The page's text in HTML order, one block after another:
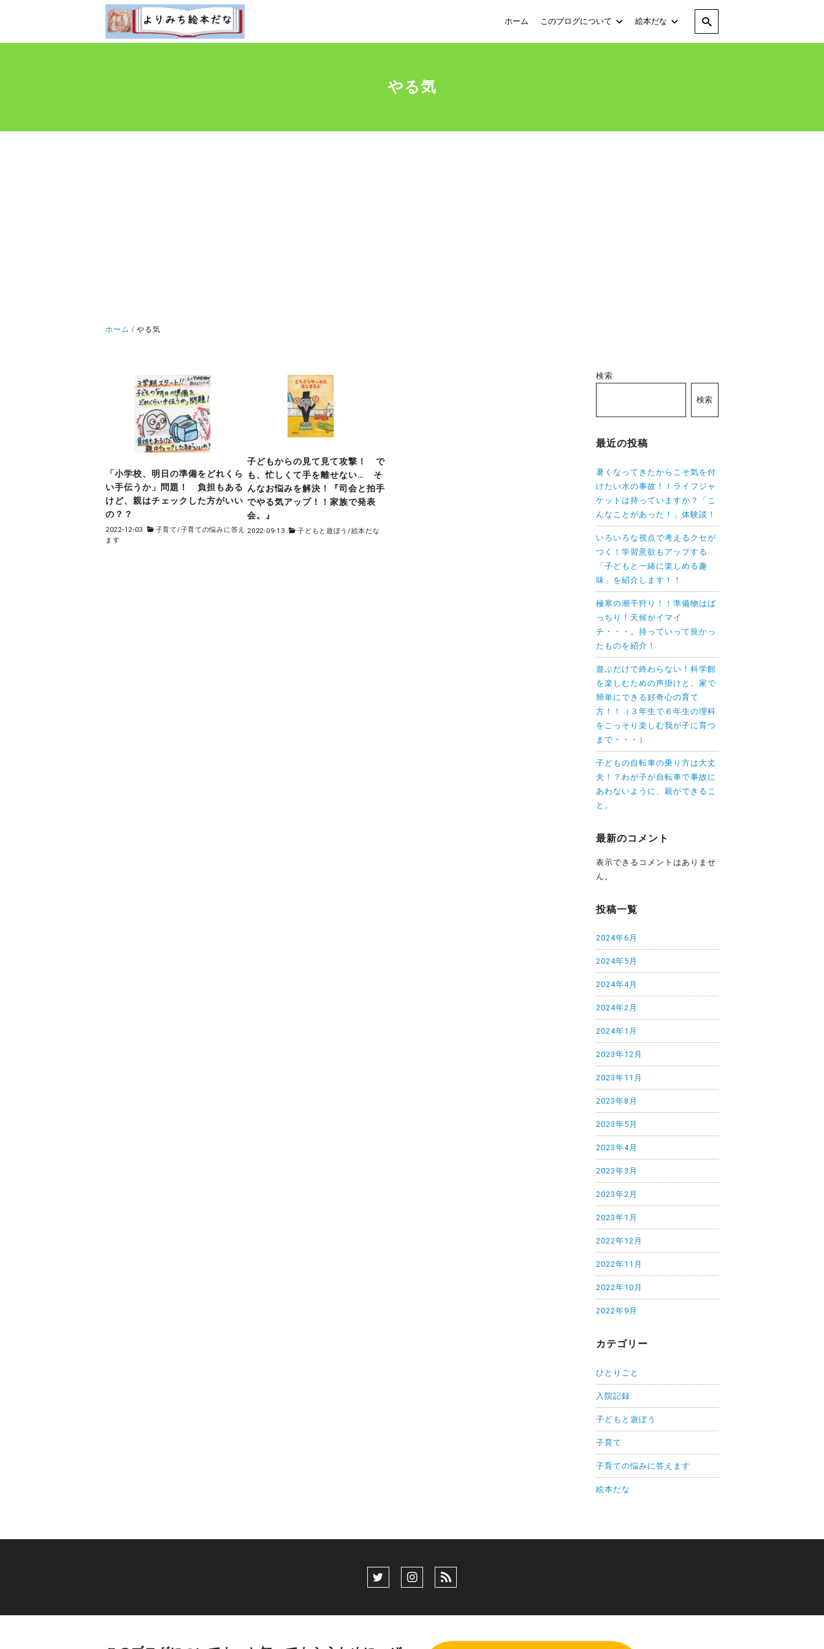
ホーム このブログについて 絵本だな
やる気
ホーム やる気
「小学校、明日の準備をどれくら
い手伝うか」問題！ 負担もある
けど、親はチェックした方がいい
の？？
2022-12-03 子育て/子育ての悩みに答え
ます
子どもからの見て見て攻撃！ で
も、忙しくて手を離せない… そ
んなお悩みを解決！『司会と拍手
でやる気アップ！！家族で発表
会。』
2022-09-13 子どもと遊ぼう/絵本だな
検索
検索
最近の投稿
暑くなってきたからこそ気を付
けたい水の事故！！ライフジャ
ケットは持っていますか？「こ
んなことがあった！」体験談！
いろいろな視点で考えるクセが
つく！学習意欲もアップする
「子どもと一緒に楽しめる趣
味」を紹介します！！
極寒の潮干狩り！！準備物はば
っちり！天候がイマイ
チ・・・。持っていって良かっ
たものを紹介！
遊ぶだけで終わらない！科学館
を楽しむための声掛けと、家で
簡単にできる好奇心の育て
方！！（３年生で６年生の理科
をこっそり楽しむ我が子に育つ
まで・・・）
子どもの自転車の乗り方は大丈
夫！？わが子が自転車で事故に
あわないように、親ができるこ
と。
最新のコメント
表示できるコメントはありませ
ん。
投稿一覧
2024年6月
2024年5月
2024年4月
2024年2月
2024年1月
2023年12月
2023年11月
2023年8月
2023年5月
2023年4月
2023年3月
2023年2月
2023年1月
2022年12月
2022年11月
2022年10月
2022年9月
カテゴリー
ひとりごと
入院記録
子どもと遊ぼう
子育て
子育ての悩みに答えます
絵本だな